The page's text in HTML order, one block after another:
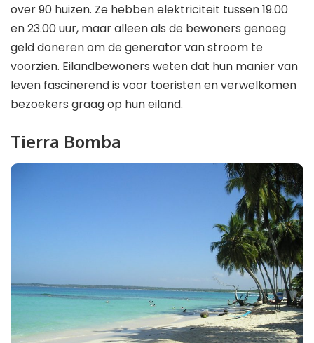
over 90 huizen. Ze hebben elektriciteit tussen 19.00
en 23.00 uur, maar alleen als de bewoners genoeg
geld doneren om de generator van stroom te
voorzien. Eilandbewoners weten dat hun manier van
leven fascinerend is voor toeristen en verwelkomen
bezoekers graag op hun eiland.
Tierra Bomba